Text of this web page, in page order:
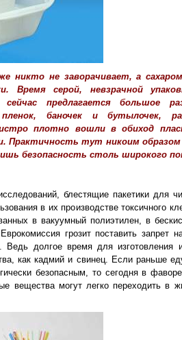
никто не заворачивает, а
Время серой, невзрачной
предлагается большое
баночек и бутылочек,
плотно вошли в обиход
Практичность тут никоим образом
безопасность столь широкого
блестящие пакетики для
в их производстве токсичного
в вакуумный полиэтилен, в
грозит поставить запрет
Ведь долгое время для изготовления
как кадмий и свинец. Если раньше
безопасным, то сегодня в
вещества могут легко переходить в